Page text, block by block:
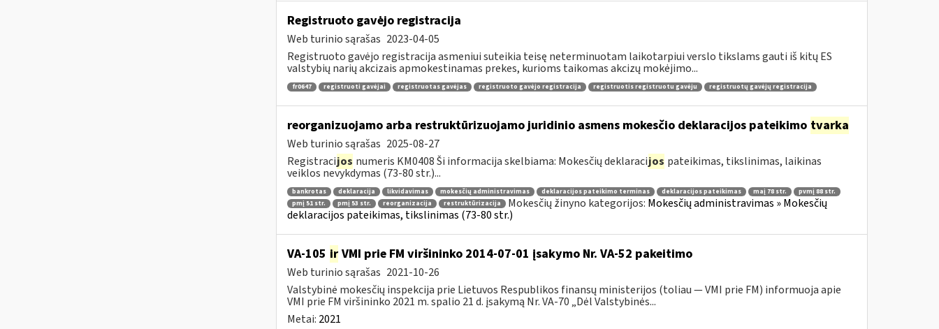
Registruoto gavėjo registracija
Web turinio sąrašas 2023-04-05
Registruoto gavėjo registracija asmeniui suteikia teisę neterminuotam laikotarpiui verslo tikslams gauti iš kitų ES
valstybių narių akcizais apmokestinamas prekes, kurioms taikomas akcizų mokėjimo...
fr0647 registruoti gavėjai registruotas gavėjas registruoto gavėjo registracija registruotis registruotu gavėju registruotų gavėjų registracija
reorganizuojamo arba restruktūrizuojamo juridinio asmens mokesčio deklaracijos pateikimo tvarka
Web turinio sąrašas 2025-08-27
Registracijos numeris KM0408 Ši informacija skelbiama: Mokesčių deklaracijos pateikimas, tikslinimas, laikinas
veiklos nevykdymas (73-80 str.)...
bankrotas deklaracija likvidavimas mokesčių administravimas deklaracijos pateikimo terminas deklaracijos pateikimas maį 78 str.
pvmį 88 str.
pmį 51 str.
pmį 53 str. reorganizacija restruktūrizacija Mokesčių žinyno kategorijos: Mokesčių administravimas » Mokesčių
deklaracijos pateikimas, tikslinimas (73-80 str.)
VA-105 irVMI prie FM viršininko 2014-07-01 įsakymo Nr. VA-52 pakeitimo
Web turinio sąrašas 2021-10-26
Valstybinė mokesčių inspekcija prie Lietuvos Respublikos finansų ministerijos (toliau ― VMI prie FM) informuoja apie
VMI prie FM viršininko 2021 m. spalio 21 d. įsakymą Nr. VA-70 „Dėl Valstybinės...
Metai: 2021